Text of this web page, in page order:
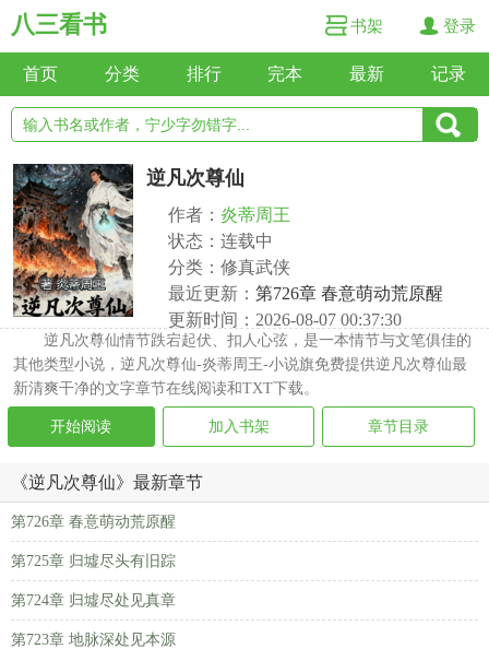
八三看书 书架 登录
首页 分类 排行 完本 最新 记录
逆凡次尊仙
作者： 炎蒂周王
状态：连载中
分类：修真武侠
最近更新： 第726章 春意萌动荒原醒
更新时间：2026-08-07 00:37:30
逆凡次尊仙情节跌宕起伏、扣人心弦，是一本情节与文笔俱佳的
其他类型小说，逆凡次尊仙-炎蒂周王-小说旗免费提供逆凡次尊仙最
新清爽干净的文字章节在线阅读和TXT下载。
开始阅读 加入书架 章节目录
《逆凡次尊仙》最新章节
第726章 春意萌动荒原醒
第725章 归墟尽头有旧踪
第724章 归墟尽处见真章
第723章 地脉深处见本源